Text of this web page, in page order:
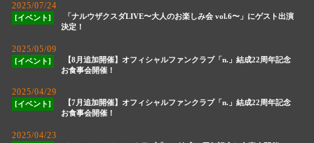
2025/07/24
[イベント]
「ナルウザクスダLIVE〜大人のお楽しみ会 vol.6〜」にゲスト出演
決定！
2025/05/09
[イベント]
【8月追加開催】オフィシャルファンクラブ「n.」結成22周年記念
お食事会開催！
2025/04/29
[イベント]
【7月追加開催】オフィシャルファンクラブ「n.」結成22周年記念
お食事会開催！
2025/04/23